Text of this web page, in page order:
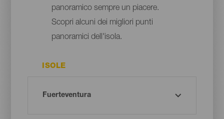
panoramico sempre un piacere.
Scopri alcuni dei migliori punti
panoramici dell'isola.
ISOLE